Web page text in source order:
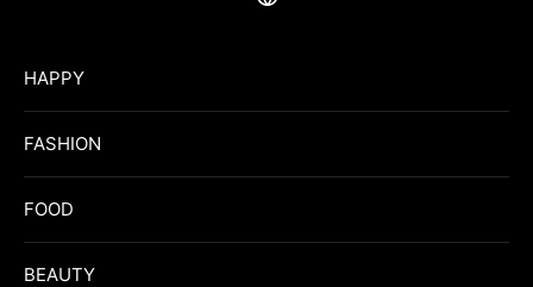
HAPPY
FASHION
FOOD
BEAUTY